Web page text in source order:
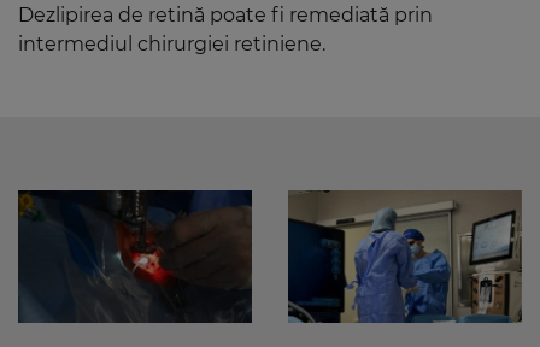
Dezlipirea de retină poate fi remediată prin
intermediul chirurgiei retiniene.